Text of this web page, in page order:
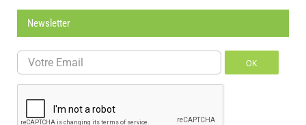
Newsletter
OK